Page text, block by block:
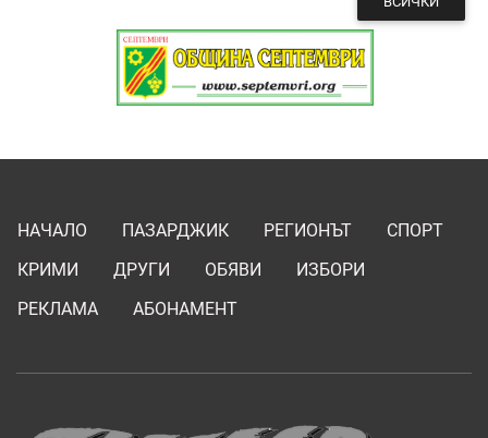
НАЧАЛО ПАЗАРДЖИК РЕГИОНЪТ
СПОРТ
КРИМИ
ДРУГИ ОБЯВИ
ИЗБОРИ
РЕКЛАМА
АБОНАМЕНТ